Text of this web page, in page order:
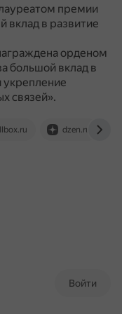
премии
вклад в развитие
орденом
большой вклад в
укрепление
связей».
dzen.ru
Войти